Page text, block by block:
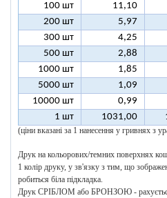
100 шт
11,10
200 шт
5,97
300 шт
4,25
500 шт
2,88
1000 шт
1,85
5000 шт
1,09
10000 шт
0,99
1 шт
1031,00
(ціни вказані за 1 нанесення у гривнях з
Друк на кольорових/темних поверхнях
1 колір друку, у зв'язку з тим, що
робиться біла підкладка.
Друк СРІБЛОМ або БРОНЗОЮ - рахується